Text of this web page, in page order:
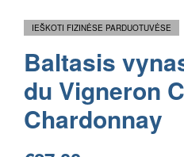
IEŠKOTI FIZINĖSE PARDUOTUVĖSE
Baltasis
du Vigneron
Chardonnay